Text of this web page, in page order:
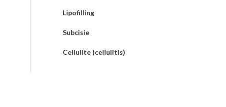
Lipofilling
Subcisie
Cellulite (cellulitis)